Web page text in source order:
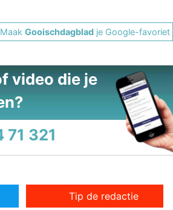
MaakGooischdagblad je Google-favoriet
video die je
71 321
Tip de redactie